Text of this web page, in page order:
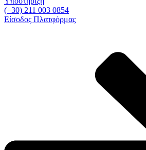
(+30) 211 003 0854
Είσοδος Πλατφόρμας